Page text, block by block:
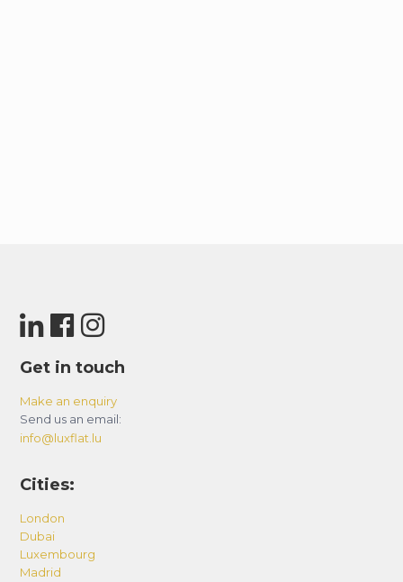
Get in touch
Make an enquiry
Send us an email:
info@luxflat.lu
Cities:
London
Dubai
Luxembourg
Madrid